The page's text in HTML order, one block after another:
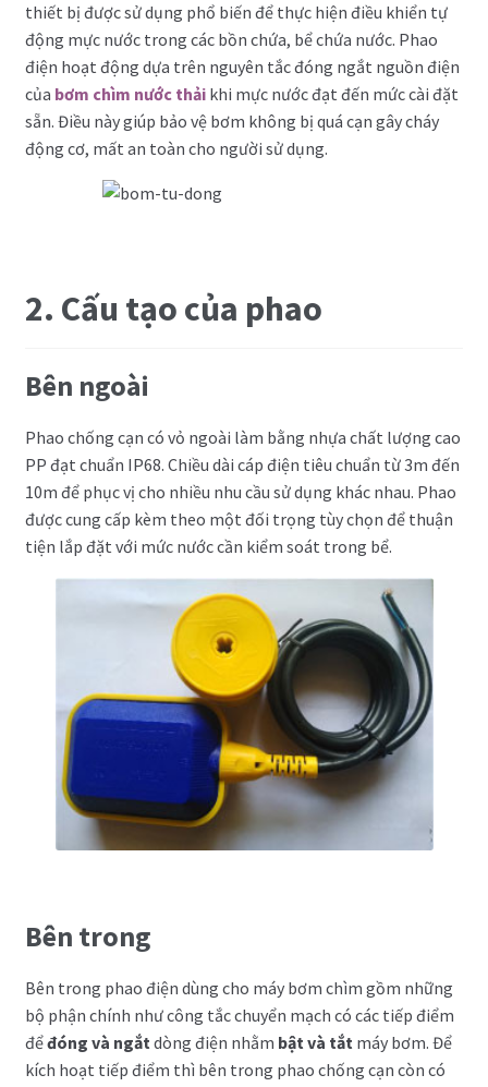
thiết bị được sử dụng phổ biến để thực hiện điều khiển tự
động mực nước trong các bồn chứa, bể chứa nước. Phao
điện hoạt động dựa trên nguyên tắc đóng ngắt nguồn điện
của bơm chìm nước thảikhi mực nước đạt đến mức cài đặt
sẵn. Điều này giúp bảo vệ bơm không bị quá cạn gây cháy
động cơ, mất an toàn cho người sử dụng.
2. Cấu tạo của phao
Bên ngoài
Phao chống cạn có vỏ ngoài làm bằng nhựa chất lượng cao
PP đạt chuẩn IP68. Chiều dài cáp điện tiêu chuẩn từ 3m đến
10m để phục vị cho nhiều nhu cầu sử dụng khác nhau. Phao
được cung cấp kèm theo một đối trọng tùy chọn để thuận
tiện lắp đặt với mức nước cần kiểm soát trong bể.
Bên trong
Bên trong phao điện dùng cho máy bơm chìm gồm những
bộ phận chính như công tắc chuyển mạch có các tiếp điểm
đểđóng và ngắtdòng điện nhằm bật và tắtmáy bơm. Để
kích hoạt tiếp điểm thì bên trong phao chống cạn còn có